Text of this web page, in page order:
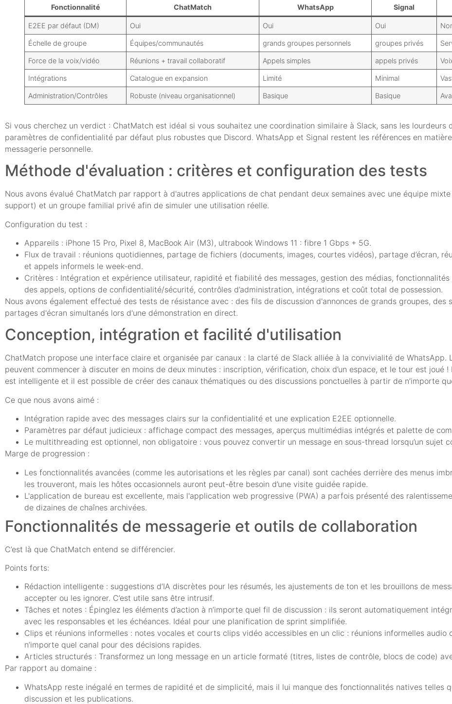
Fonctionnalité ChatMatch WhatsApp Signal
E2EE par défaut (DM) Oui Oui Oui
Échelle de groupe Équipes/communautés grands groupes personnels groupes privés
Force de la voix/vidéo Réunions + travail collaboratif Appels simples appels privés
Intégrations Catalogue en expansion Limité Minimal
Administration/Contrôles Robuste (niveau organisationnel) Basique Basique
Si vous cherchez un verdict : ChatMatch est idéal si vous souhaitez une coordination similaire à Slack, sans les lourdeurs
paramètres de confidentialité par défaut plus robustes que Discord. WhatsApp et Signal restent les références en
messagerie personnelle.
Méthode d'évaluation : critères et configuration des tests
Nous avons évalué ChatMatch par rapport à d'autres applications de chat pendant deux semaines avec une équipe
support) et un groupe familial privé afin de simuler une utilisation réelle.
Configuration du test :
Appareils : iPhone 15 Pro, Pixel 8, MacBook Air (M3), ultrabook Windows 11 : fibre 1 Gbps + 5G.
Flux de travail : réunions quotidiennes, partage de fichiers (documents, images, courtes vidéos), partage d’écran,
et appels informels le week-end.
Critères : Intégration et expérience utilisateur, rapidité et fiabilité des messages, gestion des médias,
des appels, options de confidentialité/sécurité, contrôles d’administration, intégrations et coût total de possession.
Nous avons également effectué des tests de résistance avec : des fils de discussion d'annonces de grands groupes, des
partages d'écran simultanés lors d'une démonstration en direct.
Conception, intégration et facilité d'utilisation
ChatMatch propose une interface claire et organisée par canaux : la clarté de Slack alliée à la convivialité de WhatsApp.
peuvent commencer à discuter en moins de deux minutes : inscription, vérification, choix d’un espace, et le tour est joué
est intelligente et il est possible de créer des canaux thématiques ou des discussions ponctuelles à partir de n’importe
Ce que nous avons aimé :
Intégration rapide avec des messages clairs sur la confidentialité et une explication E2EE optionnelle.
Paramètres par défaut judicieux : affichage compact des messages, aperçus multimédias intégrés et palette de
Le multithreading est optionnel, non obligatoire : vous pouvez convertir un message en sous-thread lorsqu’un sujet
Marge de progression :
Les fonctionnalités avancées (comme les autorisations et les règles par canal) sont cachées derrière des menus
les trouveront, mais les hôtes occasionnels auront peut-être besoin d’une visite guidée rapide.
L'application de bureau est excellente, mais l'application web progressive (PWA) a parfois présenté des
de dizaines de chaînes archivées.
Fonctionnalités de messagerie et outils de collaboration
C’est là que ChatMatch entend se différencier.
Points forts:
Rédaction intelligente : suggestions d’IA discrètes pour les résumés, les ajustements de ton et les brouillons de
accepter ou les ignorer. C’est utile sans être intrusif.
Tâches et notes : Épinglez les éléments d’action à n’importe quel fil de discussion : ils seront automatiquement
avec les responsables et les échéances. Idéal pour une planification de sprint simplifiée.
Clips et réunions informelles : notes vocales et courts clips vidéo accessibles en un clic : réunions informelles audio
n’importe quel canal pour des décisions rapides.
Articles structurés : Transformez un long message en un article formaté (titres, listes de contrôle, blocs de code)
Par rapport au domaine :
WhatsApp reste inégalé en termes de rapidité et de simplicité, mais il lui manque des fonctionnalités natives telles
discussion et les publications.